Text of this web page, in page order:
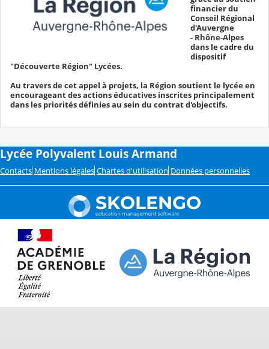
financier du
Conseil Régional
d'Auvergne
- Rhône-Alpes
dans le cadre du
dispositif
"Découverte Région" Lycées.
Au travers de cet appel à projets, la Région soutient le lycée en
encourageant des actions éducatives inscrites principalement
dans les priorités définies au sein du contrat d'objectifs.
Lycée Polyvalent Louis Armand
Contacts Mentions légales Chartes d'utilisation Données personnelles